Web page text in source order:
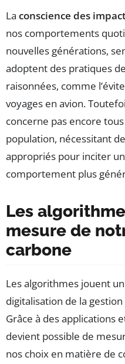
La conscience des
nos comportements
nouvelles générations,
adoptent des pratiques
raisonnées, comme
voyages en avion.
concerne pas encore
population, nécessitant
appropriés pour inciter
comportement plus
Les
mesure de
carbone
Les algorithmes jouent
digitalisation de la
Grâce à des applications
devient possible de
nos choix en matière de